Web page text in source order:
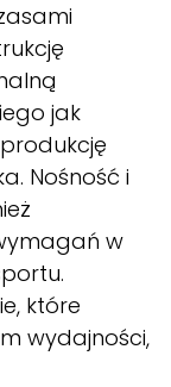
jak
Nośność i
w
które
wydajności,